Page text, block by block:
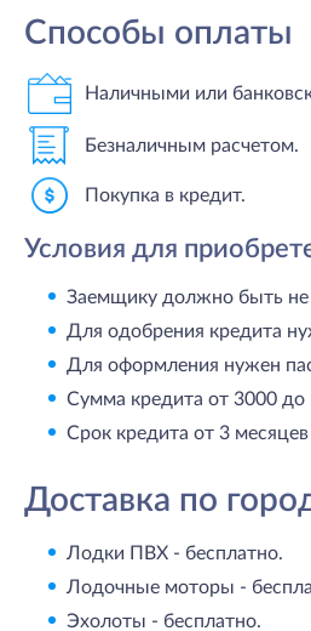
Способы оплаты
Наличными или
Безналичным расчетом.
Покупка в кредит.
Условия для
Заемщику должно быть не
Для одобрения кредита
Для оформления нужен
Сумма кредита от 3000 до
Срок кредита от 3
Доставка по
Лодки ПВХ - бесплатно.
Лодочные моторы -
Эхолоты - бесплатно.